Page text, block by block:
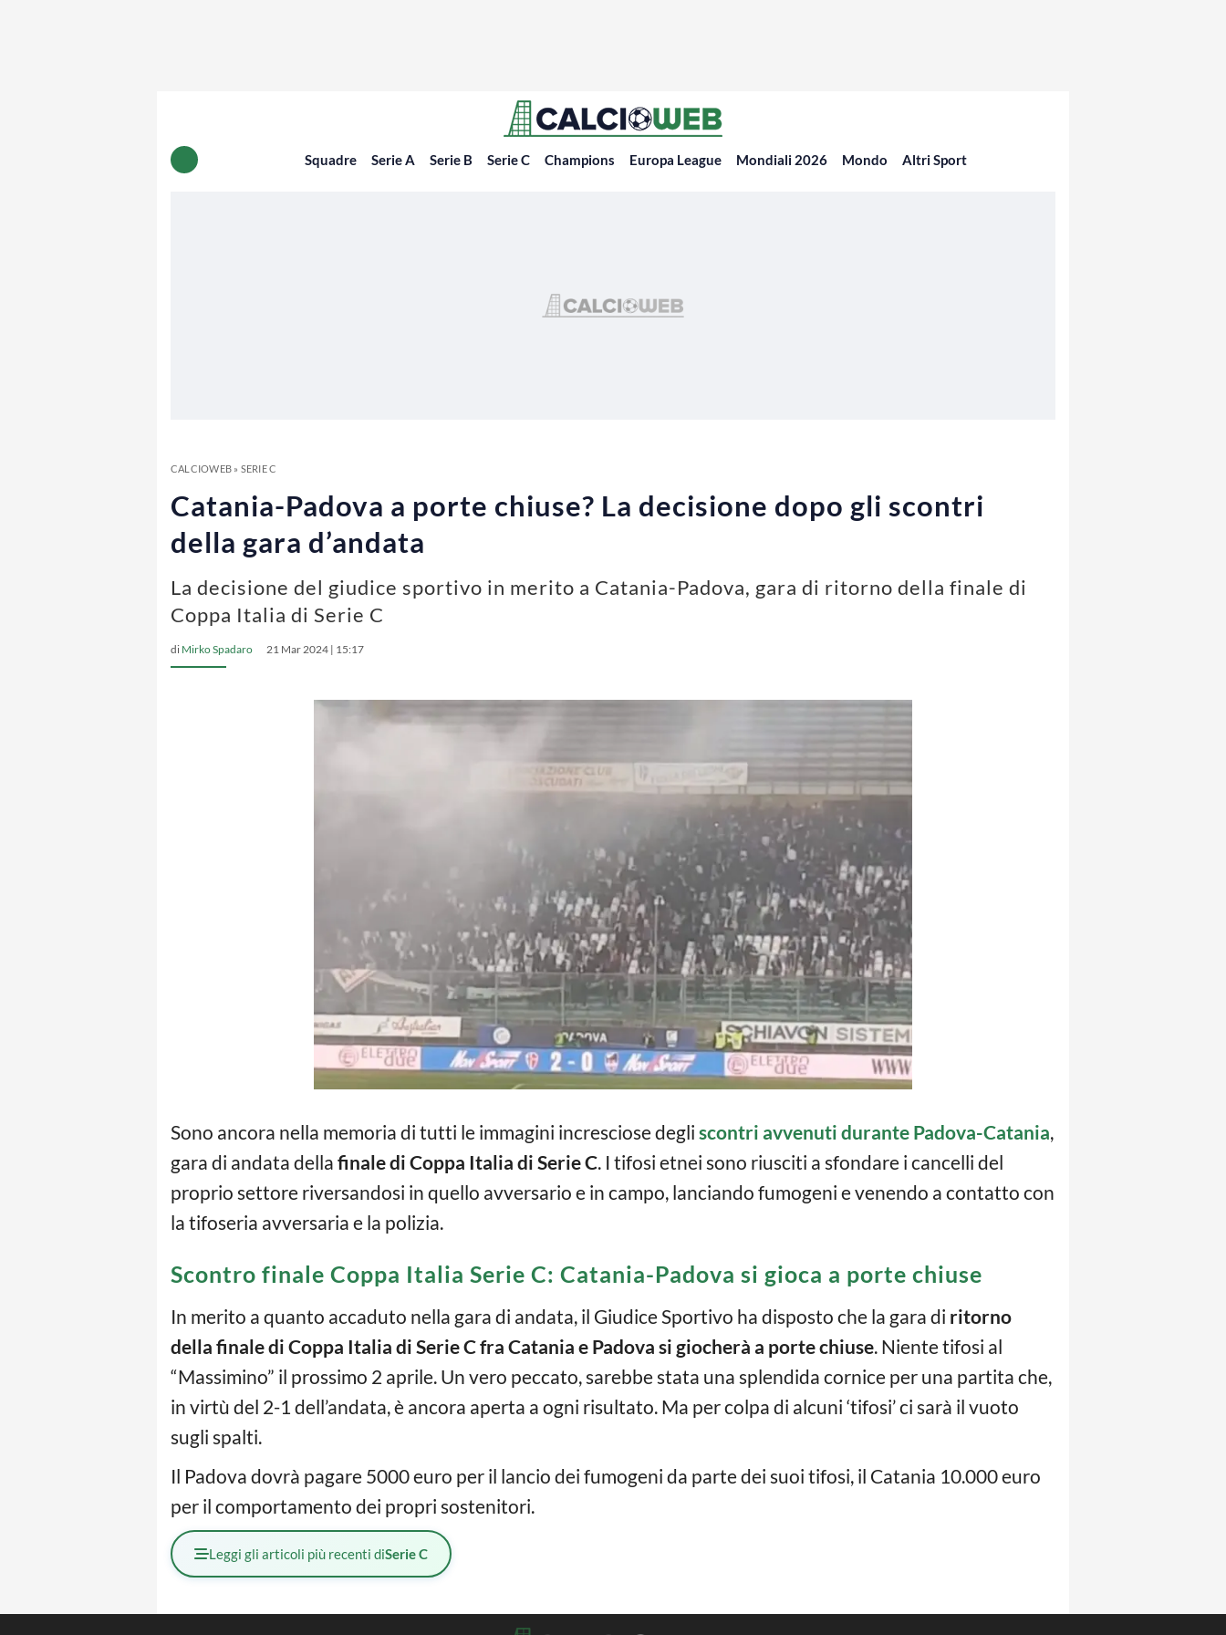
Squadre Serie A Serie B Serie C Champions Europa League Mondiali 2026 Mondo Altri Sport
CALCIOWEB» SERIE C
Catania-Padova a porte chiuse? La decisione dopo gli scontri
della gara d’andata
La decisione del giudice sportivo in merito a Catania-Padova, gara di ritorno della finale di
Coppa Italia di Serie C
di Mirko Spadaro 21 Mar 2024 | 15:17
Sono ancora nella memoria di tutti le immagini incresciose degli scontri avvenuti durante Padova-Catania,
gara di andata della finale di Coppa Italia di Serie C. I tifosi etnei sono riusciti a sfondare i cancelli del
proprio settore riversandosi in quello avversario e in campo, lanciando fumogeni e venendo a contatto con
la tifoseria avversaria e la polizia.
Scontro finale Coppa Italia Serie C: Catania-Padova si gioca a porte chiuse
In merito a quanto accaduto nella gara di andata, il Giudice Sportivo ha disposto che la gara di ritorno
della finale di Coppa Italia di Serie C fra Catania e Padova si giocherà a porte chiuse. Niente tifosi al
“Massimino” il prossimo 2 aprile. Un vero peccato, sarebbe stata una splendida cornice per una partita che,
in virtù del 2-1 dell’andata, è ancora aperta a ogni risultato. Ma per colpa di alcuni ‘tifosi’ ci sarà il vuoto
sugli spalti.
Il Padova dovrà pagare 5000 euro per il lancio dei fumogeni da parte dei suoi tifosi, il Catania 10.000 euro
per il comportamento dei propri sostenitori.
Leggi gli articoli più recenti diSerie C